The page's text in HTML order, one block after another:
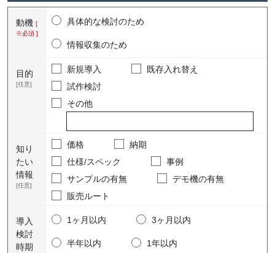
動機 [
※必須 ]
具体的な検討のため
情報収集のため
目的
[任意]
新規導入
既存入れ替え
試作検討
その他
知り
たい
情報
[任意]
価格
納期
仕様/スペック
事例
サンプルの有無
デモ機の有無
販売ルート
導入
検討
時期
1ヶ月以内 3ヶ月以内
半年以内 1年以内